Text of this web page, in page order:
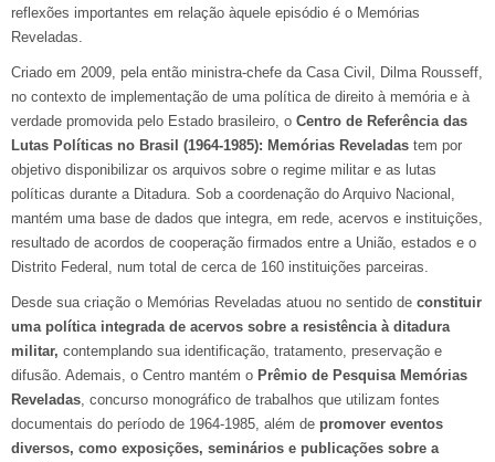
reflexões importantes em relação àquele episódio é o Memórias
Reveladas.
Criado em 2009, pela então ministra-chefe da Casa Civil, Dilma Rousseff,
no contexto de implementação de uma política de direito à memória e à
verdade promovida pelo Estado brasileiro, o Centro de Referência das
Lutas Políticas no Brasil (1964-1985): Memórias Reveladas tem por
objetivo disponibilizar os arquivos sobre o regime militar e as lutas
políticas durante a Ditadura. Sob a coordenação do Arquivo Nacional,
mantém uma base de dados que integra, em rede, acervos e instituições,
resultado de acordos de cooperação firmados entre a União, estados e o
Distrito Federal, num total de cerca de 160 instituições parceiras.
Desde sua criação o Memórias Reveladas atuou no sentido de constituir
uma política integrada de acervos sobre a resistência à ditadura
militar, contemplando sua identificação, tratamento, preservação e
difusão. Ademais, o Centro mantém o Prêmio de Pesquisa Memórias
Reveladas , concurso monográfico de trabalhos que utilizam fontes
documentais do período de 1964-1985, além de promover eventos
diversos, como exposições, seminários e publicações sobre a